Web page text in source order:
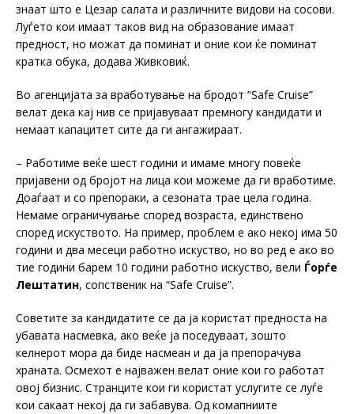
знаат што е Цезар салата и различните видови на сосови.
Луѓето кои имаат таков вид на образование имаат
предност, но можат да поминат и оние кои ќе поминат
кратка обука, додава Живковиќ.
Во агенцијата за вработување на бродот “Safe Cruise”
велат дека кај нив се пријавуваат премногу кандидати и
немаат капацитет сите да ги ангажираат.
– Работиме веќе шест години и имаме многу повеќе
пријавени од бројот на лица кои можеме да ги вработиме.
Доаѓаат и со препораки, а сезоната трае цела година.
Немаме ограничување според возраста, единствено
според искуството. На пример, проблем е ако некој има 50
години и два месеци работно искуство, но во ред е ако во
тие години барем 10 години работно искуство, вели Ѓорѓе
Лештатин, сопственик на “Safe Cruise”.
Советите за кандидатите се да ја користат предноста на
убавата насмевка, ако веќе ја поседуваат, зошто
келнерот мора да биде насмеан и да ја препорачува
храната. Осмехот е најважен велат оние кои го работат
овој бизнис. Странците кои ги користат услугите се луѓе
кои сакаат некој да ги забавува. Од комапниите